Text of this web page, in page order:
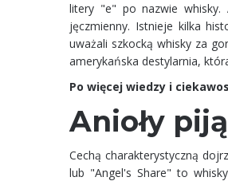
litery "e" po nazwie whisky.
jęczmienny. Istnieje kilka
uważali szkocką whisky za
amerykańska destylarnia,
Po więcej wiedzy i
Anioły
Cechą charakterystyczną
lub "Angel's Share" to